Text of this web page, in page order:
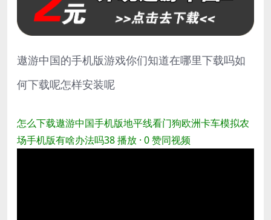
遨游中国的手机版游戏你们知道在哪里下载吗如
何下载呢怎样安装呢
怎么下载遨游中国手机版地平线看门狗欧洲卡车模拟农
场手机版有啥办法吗38 播放 · 0 赞同视频